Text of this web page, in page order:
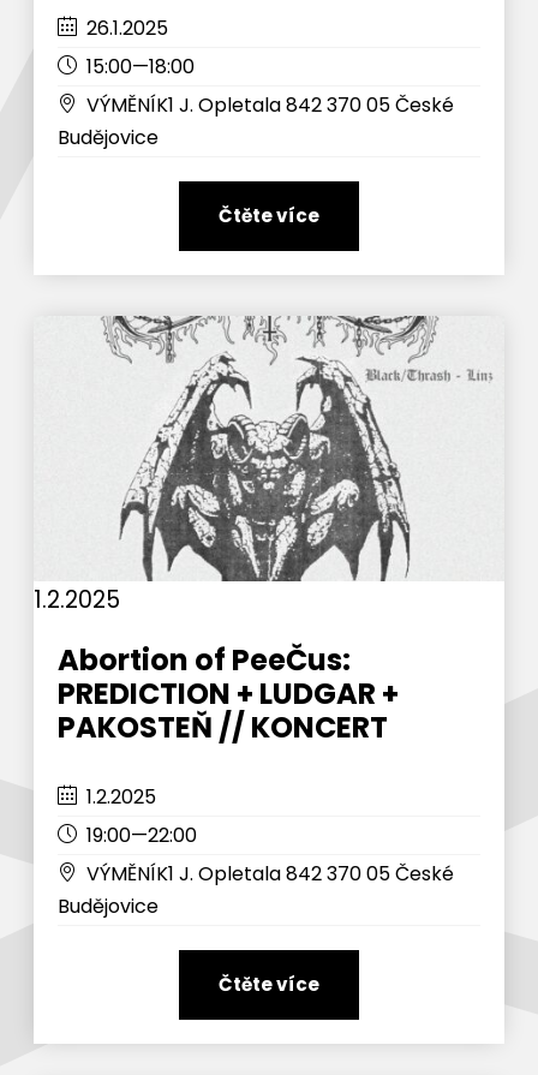
26.1.2025
15:00—18:00
VÝMĚNÍK1 J. Opletala 842 370 05 České
Budějovice
Čtěte více
1.2.2025
Abortion of PeeČus:
PREDICTION + LUDGAR +
PAKOSTEŇ // KONCERT
1.2.2025
19:00—22:00
VÝMĚNÍK1 J. Opletala 842 370 05 České
Budějovice
Čtěte více